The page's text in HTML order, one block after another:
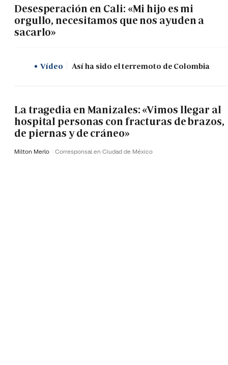
Desesperación en Cali: «Mi hijo es mi
orgullo, necesitamos que nos ayuden a
sacarlo»
Vídeo Así ha sido el terremoto de Colombia
La tragedia en Manizales: «Vimos llegar al
hospital personas con fracturas de brazos,
de piernas y de cráneo»
Milton Merlo Corresponsal en Ciudad de México